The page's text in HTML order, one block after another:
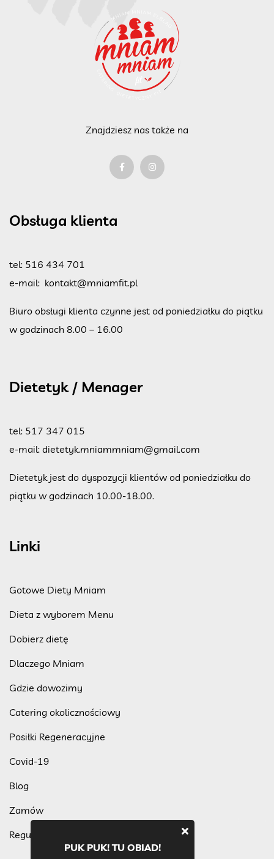
Znajdziesz nas także na
Obsługa klienta
tel: 516 434 701
e-mail: kontakt@mniamfit.pl
Biuro obsługi klienta czynne jest od poniedziałku do piątku
w godzinach 8.00 – 16.00
Dietetyk / Menager
tel: 517 347 015
e-mail: dietetyk.mniammniam@gmail.com
Dietetyk jest do dyspozycji klientów od poniedziałku do
piątku w godzinach 10.00-18.00.
Linki
Gotowe Diety Mniam
Dieta z wyborem Menu
Dobierz dietę
Dlaczego Mniam
Gdzie dowozimy
Catering okolicznościowy
Posiłki Regeneracyjne
Covid-19
Blog
Zamów
Regulamin programu lojalnościowego
PUK PUK! TU OBIAD!